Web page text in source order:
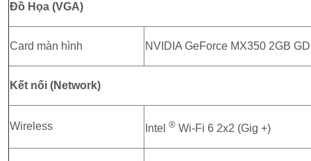
Đồ Họa (VGA)
Card màn hình NVIDIA GeForce MX350 2GB
Kết nối (Network)
Wireless Intel® Wi-Fi 6 2x2 (Gig +)